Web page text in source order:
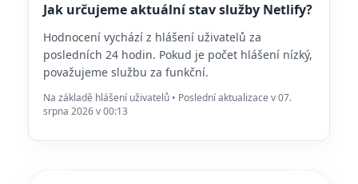
Jak určujeme aktuální stav služby Netlify?
Hodnocení vychází z hlášení uživatelů za
posledních 24 hodin. Pokud je počet hlášení nízký,
považujeme službu za funkční.
Na základě hlášení uživatelů • Poslední aktualizace v 07.
srpna 2026 v 00:13